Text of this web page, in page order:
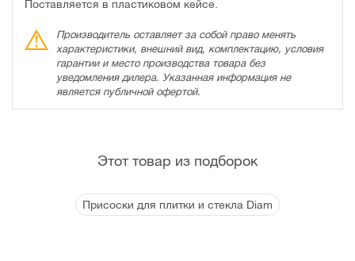
Поставляется в пластиковом кейсе.
Производитель оставляет за собой право менять
характеристики, внешний вид, комплектацию, условия
гарантии и место производства товара без
уведомления дилера. Указанная информация не
является публичной офертой.
Этот товар из подборок
Присоски для плитки и стекла Diam